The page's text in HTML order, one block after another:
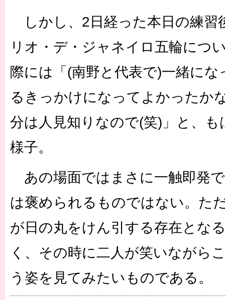
しかし、2日経った本日の練習
リオ・デ・ジャネイロ五輪につ
際には「(南野と代表で)一緒に
るきっかけになってよかったか
分は人見知りなので(笑)」と、
様子。
あの場面ではまさに一触即発
は褒められるものではない。た
が日の丸をけん引する存在とな
く、その時に二人が笑いながら
う姿を見てみたいものである。